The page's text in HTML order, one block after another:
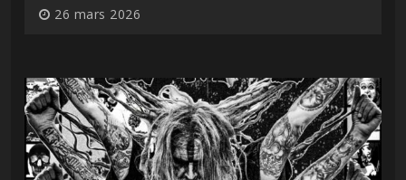
26 mars 2026